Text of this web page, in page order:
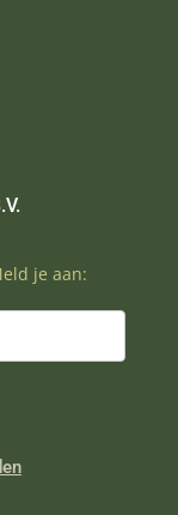
je aan: